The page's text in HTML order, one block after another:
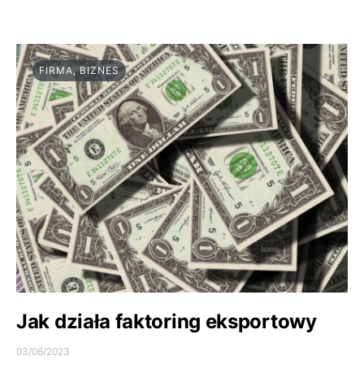
FIRMA, BIZNES
Jak działa faktoring eksportowy
03/06/2023